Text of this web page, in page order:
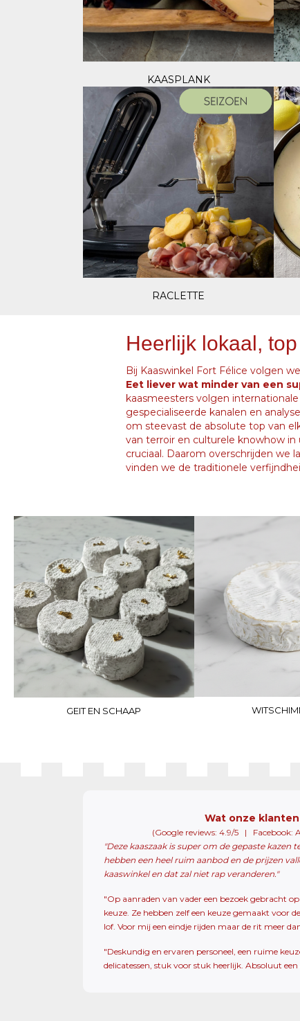
KAASPLANK
RACLETTE
Heerlijk lokaal,
Bij Kaaswinkel Fort Félice volgen
Eet liever wat minder van een
kaasmeesters volgen
gespecialiseerde kanalen en
om steevast de absolute top van
van terroir en culturele knowhow
cruciaal. Daarom overschrijden we
vinden we de traditionele
GEIT EN SCHAAP
Wat onze
(Google reviews: 4.9/5 | Facebook:
"Deze kaaszaak is super om de gepaste kazen
hebben een heel ruim aanbod en de prijzen
kaaswinkel en dat zal niet rap veranderen."
"Op aanraden van vader een bezoek gebracht
keuze. Ze hebben zelf een keuze gemaakt voor
lof. Voor mij een eindje rijden maar de rit meer
"Deskundig en ervaren personeel, een ruime
delicatessen, stuk voor stuk heerlijk. Absoluut